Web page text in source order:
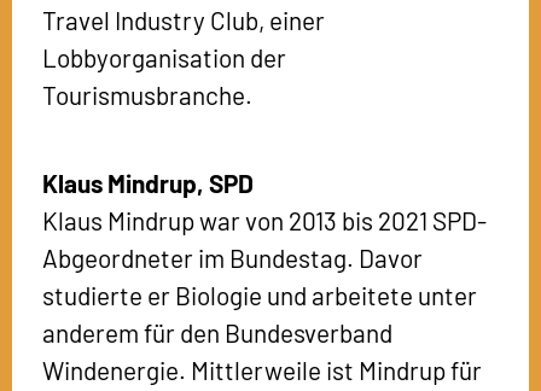
Travel Industry Club, einer
Lobbyorganisation der
Tourismusbranche.
Klaus Mindrup, SPD
Klaus Mindrup war von 2013 bis 2021 SPD-
Abgeordneter im Bundestag. Davor
studierte er Biologie und arbeitete unter
anderem für den Bundesverband
Windenergie. Mittlerweile ist Mindrup für